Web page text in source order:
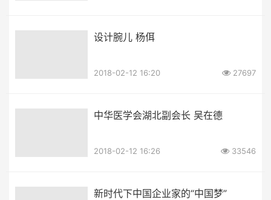
设计腕儿 杨佴
2018-02-12 16:20 27697
中华医学会湖北副会长 吴在德
2018-02-12 16:26 33546
新时代下中国企业家的“中国梦”